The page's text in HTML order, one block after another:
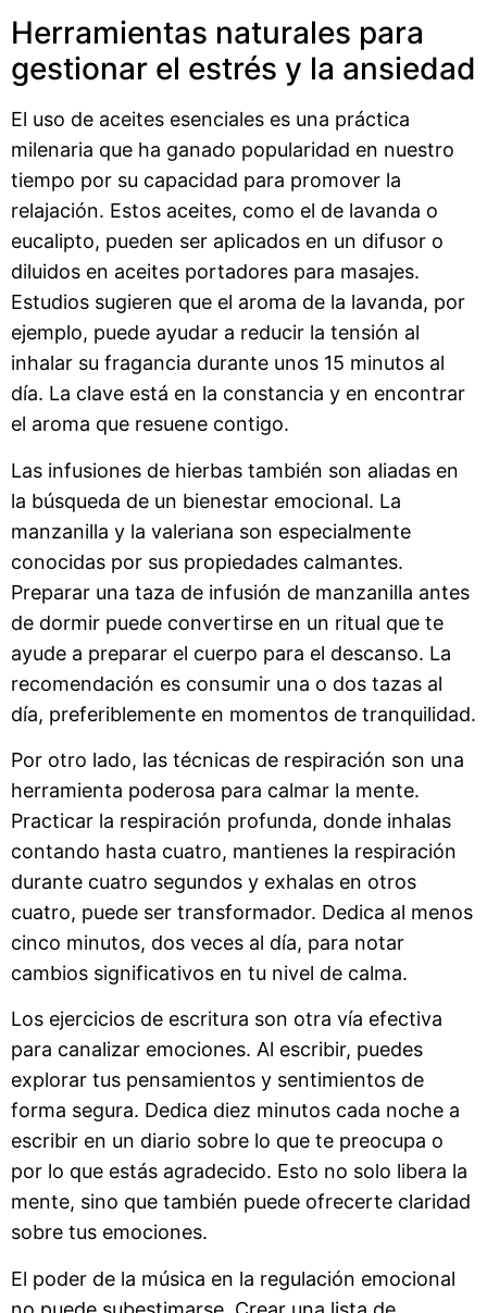
Herramientas naturales para
gestionar el estrés y la ansiedad
El uso de aceites esenciales es una práctica
milenaria que ha ganado popularidad en nuestro
tiempo por su capacidad para promover la
relajación. Estos aceites, como el de lavanda o
eucalipto, pueden ser aplicados en un difusor o
diluidos en aceites portadores para masajes.
Estudios sugieren que el aroma de la lavanda, por
ejemplo, puede ayudar a reducir la tensión al
inhalar su fragancia durante unos 15 minutos al
día. La clave está en la constancia y en encontrar
el aroma que resuene contigo.
Las infusiones de hierbas también son aliadas en
la búsqueda de un bienestar emocional. La
manzanilla y la valeriana son especialmente
conocidas por sus propiedades calmantes.
Preparar una taza de infusión de manzanilla antes
de dormir puede convertirse en un ritual que te
ayude a preparar el cuerpo para el descanso. La
recomendación es consumir una o dos tazas al
día, preferiblemente en momentos de tranquilidad.
Por otro lado, las técnicas de respiración son una
herramienta poderosa para calmar la mente.
Practicar la respiración profunda, donde inhalas
contando hasta cuatro, mantienes la respiración
durante cuatro segundos y exhalas en otros
cuatro, puede ser transformador. Dedica al menos
cinco minutos, dos veces al día, para notar
cambios significativos en tu nivel de calma.
Los ejercicios de escritura son otra vía efectiva
para canalizar emociones. Al escribir, puedes
explorar tus pensamientos y sentimientos de
forma segura. Dedica diez minutos cada noche a
escribir en un diario sobre lo que te preocupa o
por lo que estás agradecido. Esto no solo libera la
mente, sino que también puede ofrecerte claridad
sobre tus emociones.
El poder de la música en la regulación emocional